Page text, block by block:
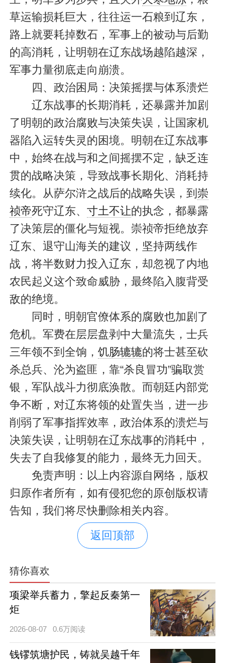
草运输损耗巨大，往往运一石粮到辽东，
路上就要耗掉数石，军事上的被动与后勤
的高消耗，让明朝在辽东战场越陷越深，
军事力量彻底走向崩溃。
四、政治困局：决策摇摆与体系溃烂
辽东战事的长期消耗，还暴露并加剧
了明朝的政治腐败与决策失误，让国家机
器陷入运转失灵的困境。明朝在辽东战事
中，始终在战与和之间摇摆不定，缺乏连
贯的战略决策，导致战事长期化、消耗持
续化。从萨尔浒之战后的战略失误，到 崇
祯帝死守辽东、 寸土不让的执念，都暴露
了决策层的僵化与短视。崇祯帝拒绝放弃
辽东、退守山海关的建议，坚持两线作
战，将半数财力投入辽东，却忽视了内地
农民起义这个致命威胁，最终陷入腹背受
敌的绝境。
同时，明朝官僚体系的腐败也加剧了
危机。军费在层层盘剥中大量流失，士兵
三年领不到全饷， 饥肠辘辘的将士甚至砍
杀总兵、沦为盗匪，靠“杀良冒功”骗取赏
银，军队战斗力彻底涣散。而朝廷内部党
争不断，对辽东将领的处置失当，进一步
削弱了军事指挥效率，政治体系的溃烂与
决策失误，让明朝在辽东战事的消耗中，
失去了自我修复的能力，最终无力回天。
免责声明：以上内容源自网络，版权
归原作者所有，如有侵犯您的原创版权请
告知，我们将尽快删除相关内容。
返回顶部
猜你喜欢
项梁举兵蓄力，擎起反秦第一
炬
2026-08-07 0.6万阅读
钱镠筑塘护民，铸就吴越千年